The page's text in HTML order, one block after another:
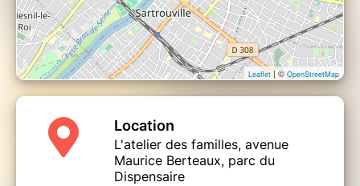
Leaflet| ©OpenStreetMap
Location
L'atelier des familles, avenue
Maurice Berteaux, parc du
Dispensaire